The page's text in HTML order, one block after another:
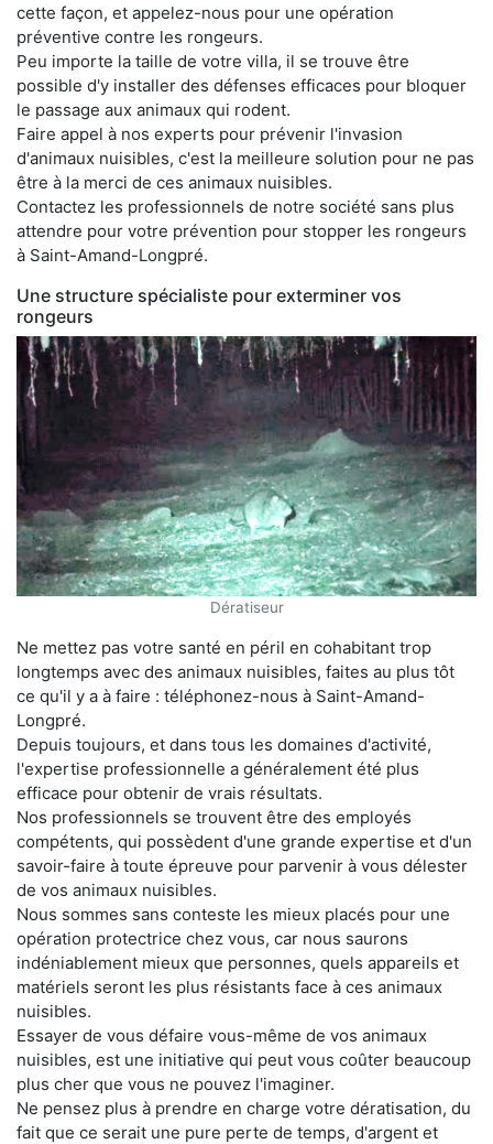
cette façon, et appelez-nous pour une opération
préventive contre les rongeurs.
Peu importe la taille de votre villa, il se trouve être
possible d'y installer des défenses efficaces pour bloquer
le passage aux animaux qui rodent.
Faire appel à nos experts pour prévenir l'invasion
d'animaux nuisibles, c'est la meilleure solution pour ne pas
être à la merci de ces animaux nuisibles.
Contactez les professionnels de notre société sans plus
attendre pour votre prévention pour stopper les rongeurs
à Saint-Amand-Longpré.
Une structure spécialiste pour exterminer vos
rongeurs
Dératiseur
Ne mettez pas votre santé en péril en cohabitant trop
longtemps avec des animaux nuisibles, faites au plus tôt
ce qu'il y a à faire : téléphonez-nous à Saint-Amand-
Longpré.
Depuis toujours, et dans tous les domaines d'activité,
l'expertise professionnelle a généralement été plus
efficace pour obtenir de vrais résultats.
Nos professionnels se trouvent être des employés
compétents, qui possèdent d'une grande expertise et d'un
savoir-faire à toute épreuve pour parvenir à vous délester
de vos animaux nuisibles.
Nous sommes sans conteste les mieux placés pour une
opération protectrice chez vous, car nous saurons
indéniablement mieux que personnes, quels appareils et
matériels seront les plus résistants face à ces animaux
nuisibles.
Essayer de vous défaire vous-même de vos animaux
nuisibles, est une initiative qui peut vous coûter beaucoup
plus cher que vous ne pouvez l'imaginer.
Ne pensez plus à prendre en charge votre dératisation, du
fait que ce serait une pure perte de temps, d'argent et